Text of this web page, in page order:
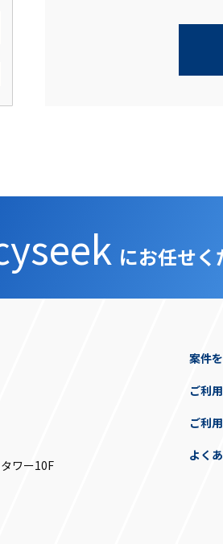
にお任せく
ワー10F
案件
ご利
ご利
よく